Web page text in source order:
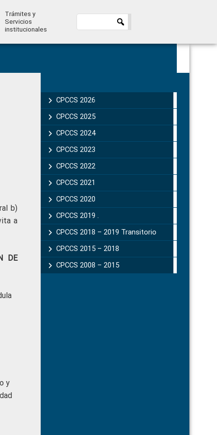
Trámites y
Servicios
institucionales
b)
a
DE
y
Sidebar
CPCCS 2026
CPCCS 2025
CPCCS 2024
CPCCS 2023
CPCCS 2022
CPCCS 2021
CPCCS 2020
CPCCS 2019 .
CPCCS 2018 – 2019 Transitorio
CPCCS 2015 – 2018
CPCCS 2008 – 2015